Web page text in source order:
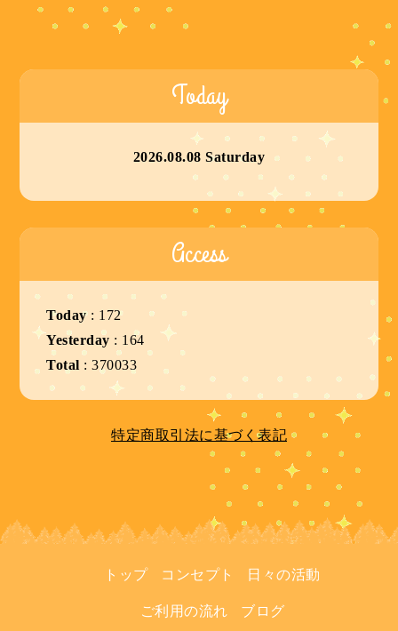
Today
2026.08.08 Saturday
Access
Today: 172
Yesterday : 164
Total :370033
特定商取引法に基づく表記
トップ コンセプト 日々の活動
ご利用の流れ ブログ